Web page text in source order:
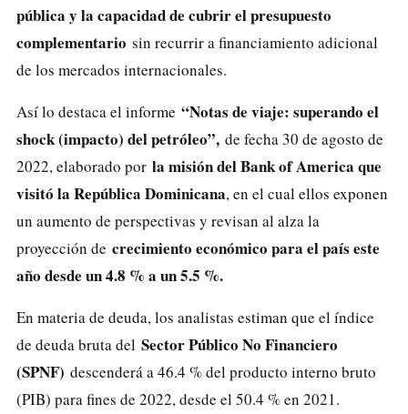
pública y la capacidad de cubrir el presupuesto
complementario sin recurrir a financiamiento adicional
de los mercados internacionales.
Así lo destaca el informe “Notas de viaje: superando el
shock (impacto) del petróleo”, de fecha 30 de agosto de
2022, elaborado por la misión del Bank of America que
visitó la República Dominicana, en el cual ellos exponen
un aumento de perspectivas y revisan al alza la
proyección de crecimiento económico para el país este
año desde un 4.8 % a un 5.5 %.
En materia de deuda, los analistas estiman que el índice
de deuda bruta del Sector Público No Financiero
(SPNF) descenderá a 46.4 % del producto interno bruto
(PIB) para fines de 2022, desde el 50.4 % en 2021.